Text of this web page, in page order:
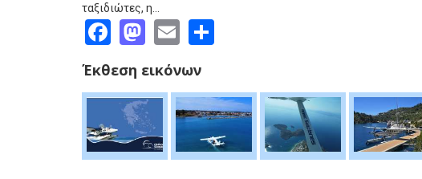
ταξιδιώτες, η…
Facebook
Mastodon
Email
Έκθεση εικόνων